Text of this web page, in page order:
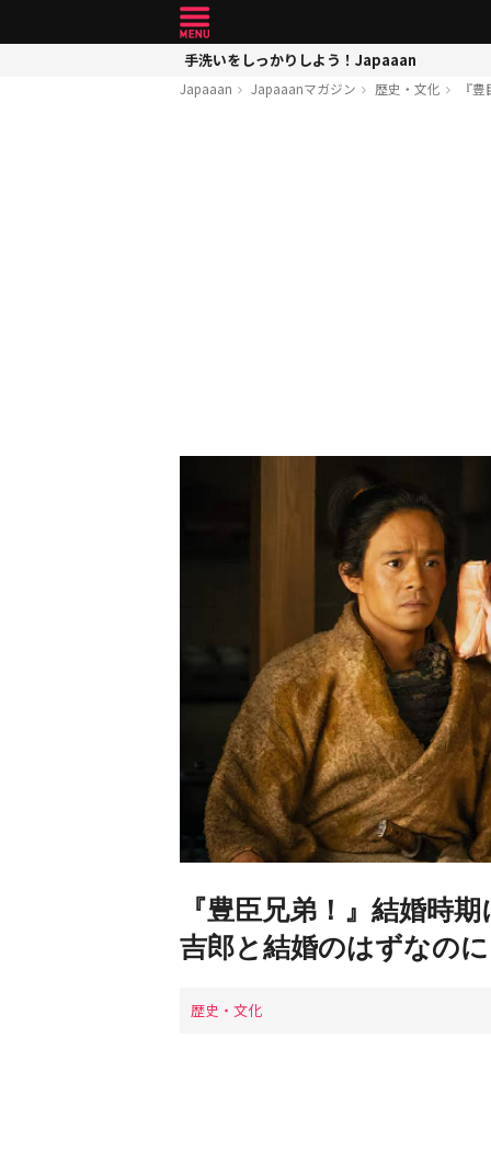
手洗いをしっかりしよう！Japaaan
Japaaan Japaaanマガジン 歴史・文化 『
『豊臣兄弟！』結婚時
吉郎と結婚のはずなの
歴史・文化